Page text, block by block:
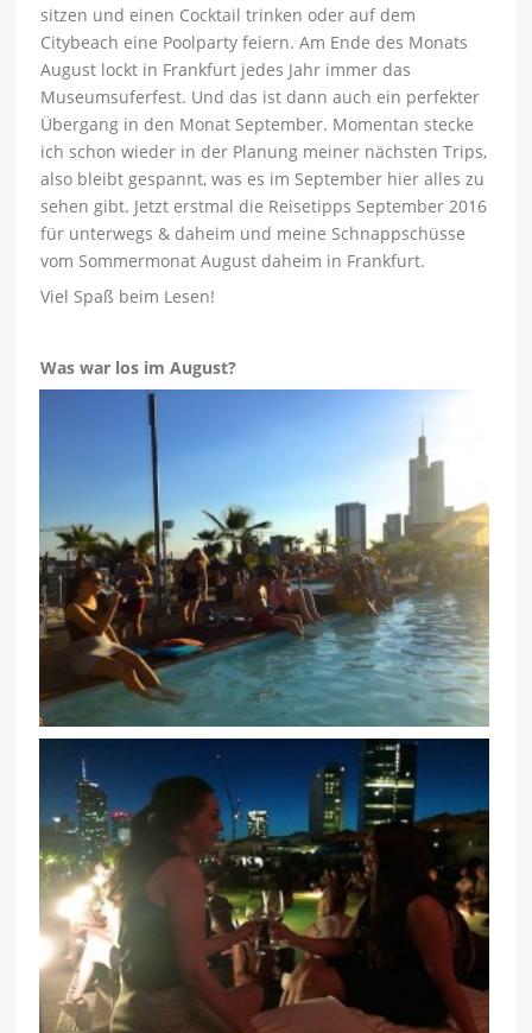
sitzen und einen Cocktail trinken oder auf dem
Citybeach eine Poolparty feiern. Am Ende des Monats
August lockt in Frankfurt jedes Jahr immer das
Museumsuferfest. Und das ist dann auch ein perfekter
Übergang in den Monat September. Momentan stecke
ich schon wieder in der Planung meiner nächsten Trips,
also bleibt gespannt, was es im September hier alles zu
sehen gibt. Jetzt erstmal die Reisetipps September 2016
für unterwegs & daheim und meine Schnappschüsse
vom Sommermonat August daheim in Frankfurt.
Viel Spaß beim Lesen!
Was war los im August?